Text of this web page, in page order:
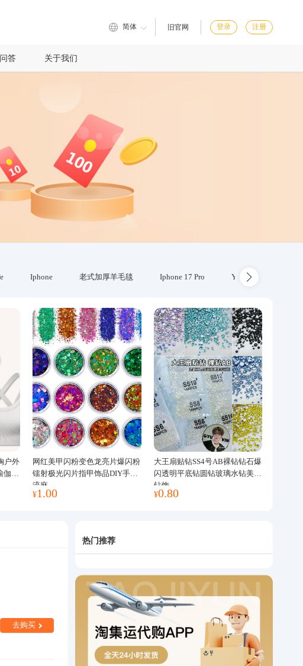
简体 旧官网 登录 注册
答 关于我们
Iphone 老式加厚羊毛毯 Iphone 17 Pro Yubikey
户外
服
网红美甲闪粉变色龙亮片爆闪粉
镭射极光闪片指甲饰品DIY手工
流麻
¥1.00
大王扇贴钻SS4号AB裸钻钻石爆
闪透明平底钻圆钻玻璃水钻美甲
钻饰
¥0.80
去购买
热门推荐